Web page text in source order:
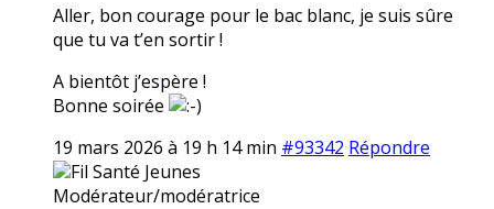
Aller, bon courage pour le bac blanc, je suis sûre
que tu va t’en sortir !
A bientôt j’espère !
Bonne soirée
19 mars 2026 à 19 h 14 min #93342 Répondre
Fil Santé Jeunes
Modérateur/modératrice